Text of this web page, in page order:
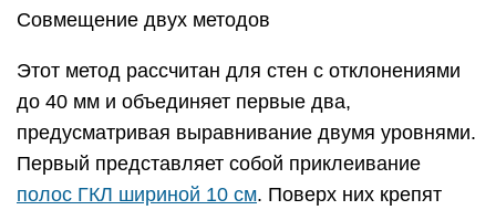
Совмещение двух методов
Этот метод рассчитан для стен с отклонениями
до 40 мм и объединяет первые два,
предусматривая выравнивание двумя уровнями.
Первый представляет собой приклеивание
полос ГКЛ шириной 10 см. Поверх них крепят